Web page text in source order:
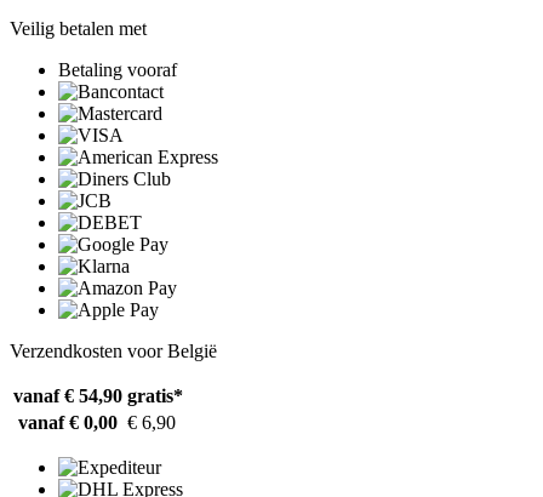
Veilig betalen met
Betaling vooraf
Verzendkosten voor België
vanaf € 54,90 gratis*
vanaf € 0,00 € 6,90